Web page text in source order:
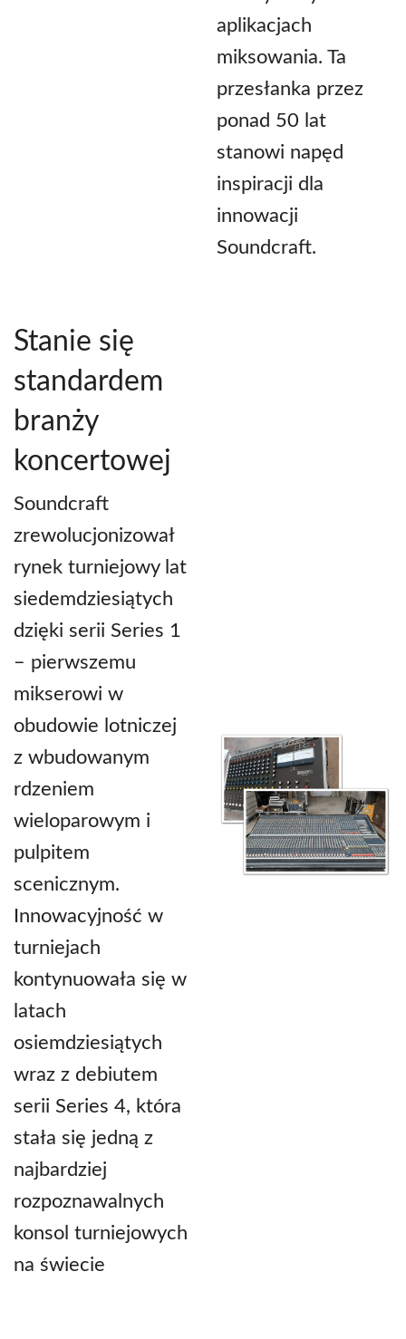
aplikacjach
miksowania. Ta
przesłanka przez
ponad 50 lat
stanowi napęd
inspiracji dla
innowacji
Soundcraft.
Stanie się
standardem
branży
koncertowej
Soundcraft
zrewolucjonizował
rynek turniejowy lat
siedemdziesiątych
dzięki serii Series 1
– pierwszemu
mikserowi w
obudowie lotniczej
z wbudowanym
rdzeniem
wieloparowym i
pulpitem
scenicznym.
Innowacyjność w
turniejach
kontynuowała się w
latach
osiemdziesiątych
wraz z debiutem
serii Series 4, która
stała się jedną z
najbardziej
rozpoznawalnych
konsol turniejowych
na świecie